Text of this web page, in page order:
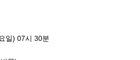
일) 07시 30분